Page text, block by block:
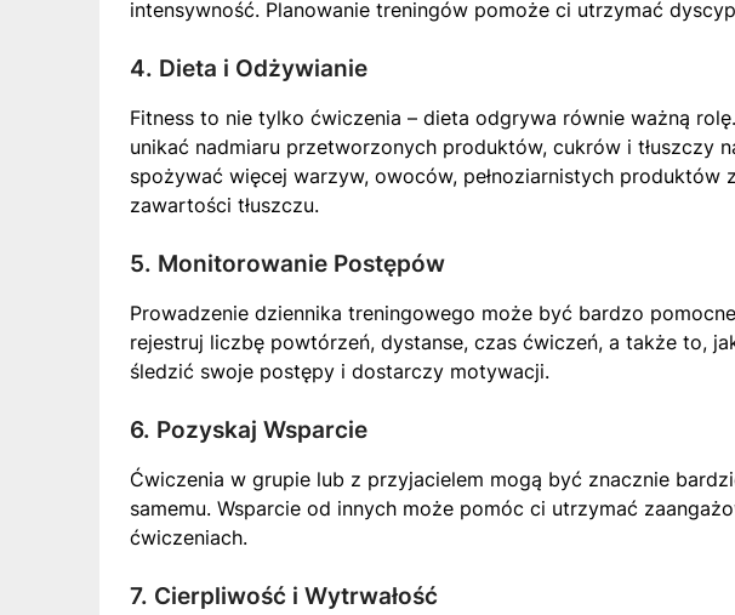
intensywność. Planowanie treningów pomoże ci utrzymać
4. Dieta i Odżywianie
Fitness to nie tylko ćwiczenia – dieta odgrywa równie ważną
unikać nadmiaru przetworzonych produktów, cukrów i tłuszczy
spożywać więcej warzyw, owoców, pełnoziarnistych produktów
zawartości tłuszczu.
5. Monitorowanie Postępów
Prowadzenie dziennika treningowego może być bardzo
rejestruj liczbę powtórzeń, dystanse, czas ćwiczeń, a także to,
śledzić swoje postępy i dostarczy motywacji.
6. Pozyskaj Wsparcie
Ćwiczenia w grupie lub z przyjacielem mogą być znacznie
samemu. Wsparcie od innych może pomóc ci utrzymać
ćwiczeniach.
7. Cierpliwość i Wytrwałość